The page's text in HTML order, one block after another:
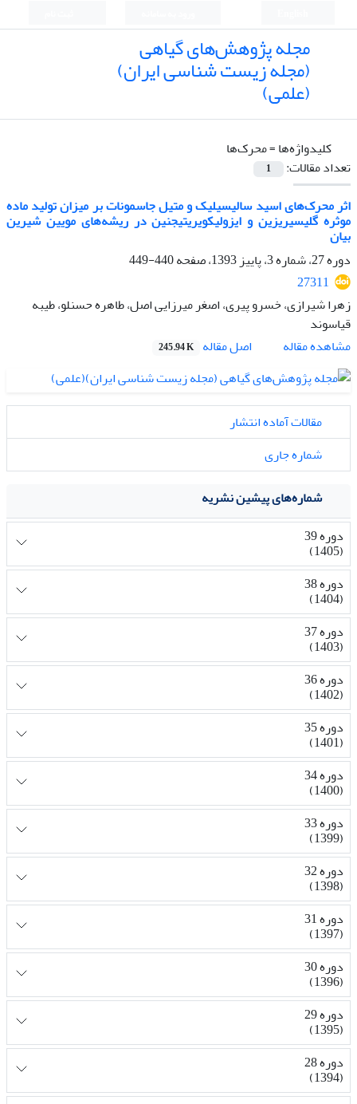
مجله پژوهش‌های گیاهی
(مجله زیست شناسی ایران)
(علمی)
کلیدواژه‌ها =محرک‌ها
تعداد مقالات:
1
اثر محرک‌های اسید سالیسیلیک و متیل جاسمونات بر میزان تولید ماده
موثره گلیسیریزین و ایزولیکویریتیجنین در ریشه‌های مویین شیرین
بیان
دوره 27، شماره 3، پاییز 1393، صفحه
440-449
27311
زهرا شیرازی، خسرو پیری، اصغر میرزایی اصل، طاهره حسنلو، طیبه
قیاسوند
مشاهده مقاله
اصل مقاله 245.94 K
مقالات آماده انتشار
شماره جاری
شماره‌های پیشین نشریه
دوره 39
(1405)
دوره 38
(1404)
دوره 37
(1403)
دوره 36
(1402)
دوره 35
(1401)
دوره 34
(1400)
دوره 33
(1399)
دوره 32
(1398)
دوره 31
(1397)
دوره 30
(1396)
دوره 29
(1395)
دوره 28
(1394)